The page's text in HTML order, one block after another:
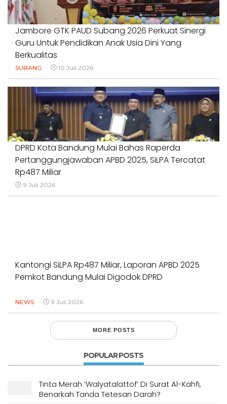
Jambore GTK PAUD Subang 2026 Perkuat Sinergi
Guru Untuk Pendidikan Anak Usia Dini Yang
Berkualitas
SUBANG 10 Juli 2026
DPRD Kota Bandung Mulai Bahas Raperda
Pertanggungjawaban APBD 2025, SiLPA Tercatat
Rp487 Miliar
9 Juli 2026
Kantongi SiLPA Rp487 Miliar, Laporan APBD 2025
Pemkot Bandung Mulai Digodok DPRD
NEWS 9 Juli 2026
MORE POSTS
POPULAR POSTS
Tinta Merah ‘Walyatalattof’ Di Surat Al-Kahfi,
Benarkah Tanda Tetesan Darah?